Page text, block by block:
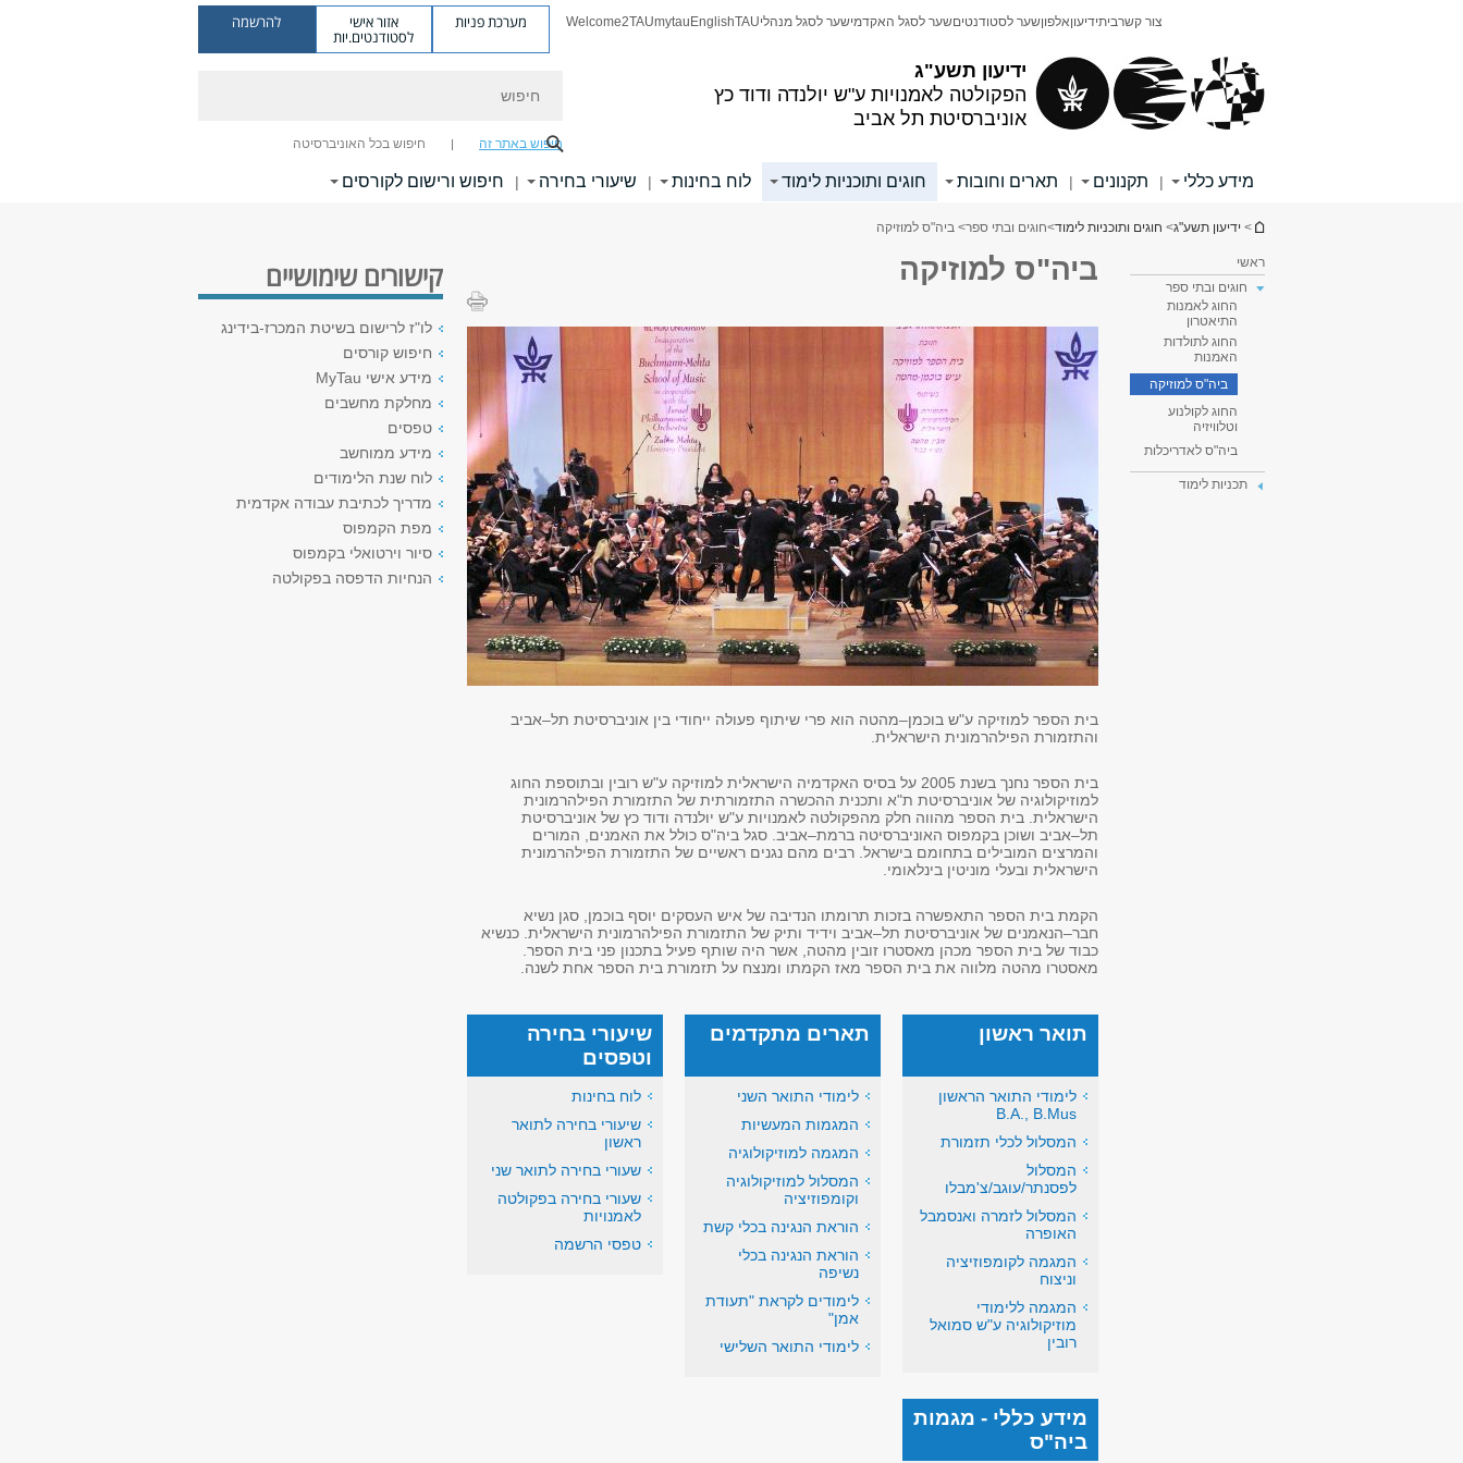
ידיעון תשע"ג
הפקולטה לאמנויות ע"ש יולנדה ודוד כץ
אוניברסיטת תל אביב
צור קשרביתידיעוןאלפוןשער לסטודנטיםשער לסגל האקדמישער לסגל מנהליTAU
English
mytau
Welcome2TAU מערכת פניות אזור אישי
לסטודנטים.יות
להרשמה
חיפוש באתר זה חיפוש בכל האוניברסיטה
מידע כללי | תקנונים | תארים וחובות חוגים ותוכניות לימוד לוח בחינות | שיעורי בחירה | חיפוש ורישום לקורסים
הינך נמצא כאן
> ידיעון תשע"ג> חוגים ותוכניות לימוד>חוגים ובתי ספר> ביה"ס למוזיקה
ראשי
חוגים ובתי ספר
החוג לאמנות
התיאטרון
החוג לתולדות
האמנות
ביה"ס למוזיקה
החוג לקולנוע
וטלוויזיה
ביה"ס לאדריכלות
תכניות לימוד
ביה"ס למוזיקה
בית הספר למוזיקה ע"ש בוכמן–מהטה הוא פרי שיתוף פעולה ייחודי בין אוניברסיטת תל–אביב
והתזמורת הפילהרמונית הישראלית.
בית הספר נחנך בשנת 2005 על בסיס האקדמיה הישראלית למוזיקה ע"ש רובין ובתוספת החוג
למוזיקולוגיה של אוניברסיטת ת"א ותכנית ההכשרה התזמורתית של התזמורת הפילהרמונית
הישראלית. בית הספר מהווה חלק מהפקולטה לאמנויות ע"ש יולנדה ודוד כץ של אוניברסיטת
תל–אביב ושוכן בקמפוס האוניברסיטה ברמת–אביב. סגל ביה"ס כולל את האמנים, המורים
והמרצים המובילים בתחומם בישראל. רבים מהם נגנים ראשיים של התזמורת הפילהרמונית
הישראלית ובעלי מוניטין בינלאומי.
הקמת בית הספר התאפשרה בזכות תרומתו הנדיבה של איש העסקים יוסף בוכמן, סגן נשיא
חבר–הנאמנים של אוניברסיטת תל–אביב וידיד ותיק של התזמורת הפילהרמונית הישראלית. כנשיא
כבוד של בית הספר מכהן מאסטרו זובין מהטה, אשר היה שותף פעיל בתכנון פני בית הספר.
מאסטרו מהטה מלווה את בית הספר מאז הקמתו ומנצח על תזמורת בית הספר אחת לשנה.
תואר ראשון
לימודי התואר הראשון
B.A., B.Mus
המסלול לכלי תזמורת
המסלול
לפסנתר/עוגב/צ'מבלו
המסלול לזמרה ואנסמבל
האופרה
המגמה לקומפוזיציה
וניצוח
המגמה ללימודי
מוזיקולוגיה ע"ש סמואל
רובין
תארים מתקדמים
לימודי התואר השני
המגמות המעשיות
המגמה למוזיקולוגיה
המסלול למוזיקולוגיה
וקומפוזיציה
הוראת הנגינה בכלי קשת
הוראת הנגינה בכלי
נשיפה
לימודים לקראת "תעודת
אמן"
לימודי התואר השלישי
שיעורי בחירה
וטפסים
לוח בחינות
שיעורי בחירה לתואר
ראשון
שעורי בחירה לתואר שני
שעורי בחירה בפקולטה
לאמנויות
טפסי הרשמה
מידע כללי - מגמות
ביה"ס
קישורים שימושיים
לו"ז לרישום בשיטת המכרז-בידינג
חיפוש קורסים
מידע אישי MyTau
מחלקת מחשבים
טפסים
מידע ממוחשב
לוח שנת הלימודים
מדריך לכתיבת עבודה אקדמית
מפת הקמפוס
סיור וירטואלי בקמפוס
הנחיות הדפסה בפקולטה